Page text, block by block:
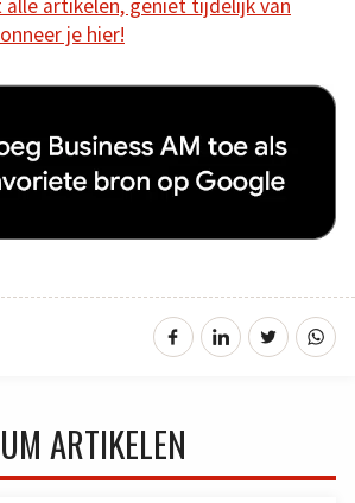
artikelen, geniet tijdelijk van
je hier!
ARTIKELEN